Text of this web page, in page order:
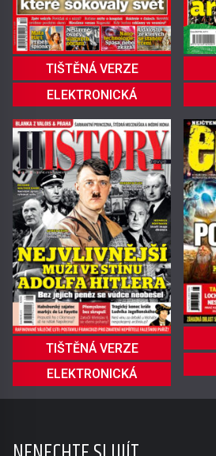
TIŠTĚNÁ VERZE
ELEKTRONICKÁ
TIŠTĚNÁ VERZE
ELEKTRONICKÁ